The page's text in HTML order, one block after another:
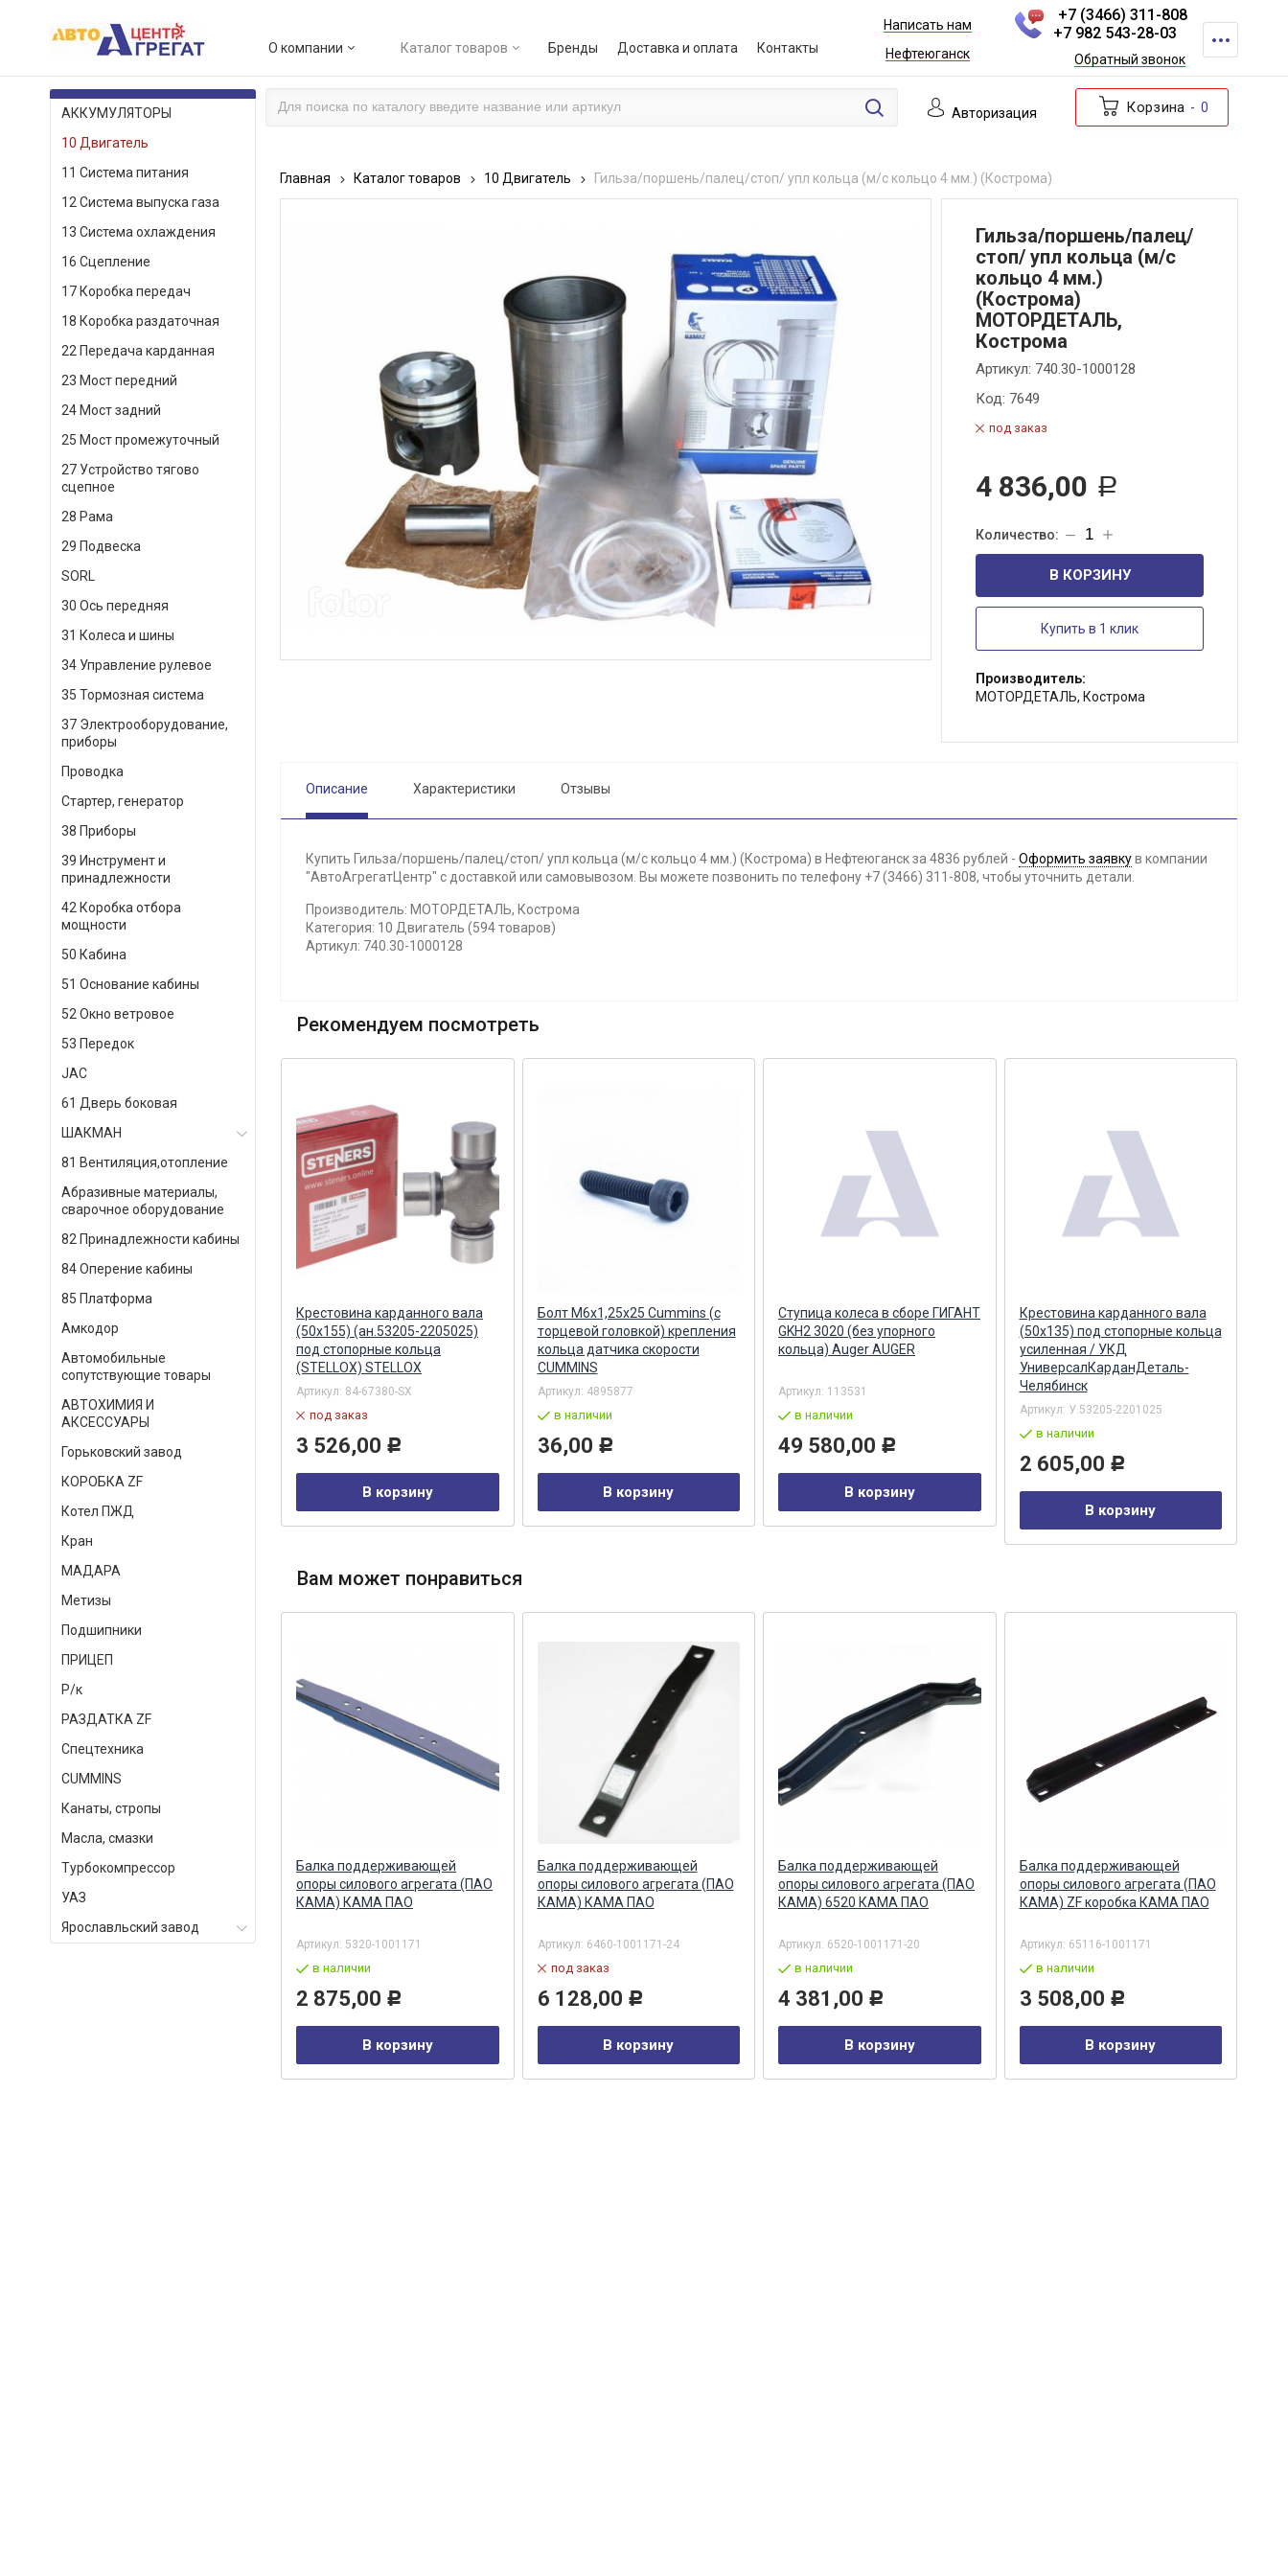
О компании Каталог товаров Бренды Доставка и оплата Контакты
Написать нам
Нефтеюганск
+7 (3466) 311-808
+7 982 543-28-03
Обратный звонок
КАТАЛОГ ТОВАРОВ Авторизация Корзина 0
АККУМУЛЯТОРЫ
10 Двигатель
11 Система питания
12 Система выпуска газа
13 Система охлаждения
16 Сцепление
17 Коробка передач
18 Коробка раздаточная
22 Передача карданная
23 Мост передний
24 Мост задний
25 Мост промежуточный
27 Устройство тягово
сцепное
28 Рама
29 Подвеска
SORL
30 Ось передняя
31 Колеса и шины
34 Управление рулевое
35 Тормозная система
37 Электрооборудование,
приборы
Проводка
Стартер, генератор
38 Приборы
39 Инструмент и
принадлежности
42 Коробка отбора
мощности
50 Кабина
51 Основание кабины
52 Окно ветровое
53 Передок
JAC
61 Дверь боковая
ШАКМАН
81 Вентиляция,отопление
Абразивные материалы,
сварочное оборудование
82 Принадлежности кабины
84 Оперение кабины
85 Платформа
Амкодор
Автомобильные
сопутствующие товары
АВТОХИМИЯ И
АКСЕССУАРЫ
Горьковский завод
КОРОБКА ZF
Котел ПЖД
Кран
МАДАРА
Метизы
Подшипники
ПРИЦЕП
Р/к
РАЗДАТКА ZF
Спецтехника
СUMMINS
Канаты, стропы
Масла, смазки
Турбокомпрессор
УАЗ
Ярославльский завод
Главная Каталог товаров 10 Двигатель Гильза/поршень/палец/стоп/ упл кольца (м/с кольцо 4 мм.) (Кострома)
Гильза/поршень/палец/
стоп/ упл кольца (м/с
кольцо 4 мм.)
(Кострома)
МОТОРДЕТАЛЬ,
Кострома
Артикул: 740.30-1000128
Код: 7649
под заказ
4 836,00 Р
В КОРЗИНУ
Купить в 1 клик
Производитель:
МОТОРДЕТАЛЬ, Кострома
Описание Характеристики Отзывы
Купить Гильза/поршень/палец/стоп/ упл кольца (м/с кольцо 4 мм.) (Кострома) в Нефтеюганск за 4836 рублей - Оформить заявкув компании
"АвтоАгрегатЦентр" с доставкой или самовывозом. Вы можете позвонить по телефону +7 (3466) 311-808, чтобы уточнить детали.
Производитель: МОТОРДЕТАЛЬ, Кострома
Категория: 10 Двигатель (594 товаров)
Артикул: 740.30-1000128
Рекомендуем посмотреть
(50х155) под стопорные кольца
(КМК) КМК, г.Набережные
Челны
в наличии
1 443,00
В корзину
Крестовина карданного вала
(50х155) (ан.53205-2205025)
под стопорные кольца
(STELLOX) STELLOX
Артикул: 84-67380-SX
под заказ
3 526,00 Р
В корзину
Болт М6х1,25х25 Cummins (с
торцевой головкой) крепления
кольца датчика скорости
CUMMINS
Артикул: 4895877
в наличии
36,00 Р
В корзину
Ступица колеса в сборе ГИГАНТ
GKH2 3020 (без упорного
кольца) Auger AUGER
Артикул: 113531
в наличии
49 580,00 Р
В корзину
Крестовина карданного вала
(50х135) под стопорные кольца
усиленная / УКД
УниверсалКарданДеталь-
Челябинск
Артикул: У.53205-2201025
в наличии
2 605,00 Р
В корзину
Вам может понравиться
Балка поддерживающей
КАМА) КПП 154 КАМА ПАО
Артикул:65115-1001171
Балка поддерживающей
опоры силового агрегата (ПАО
КАМА) КАМА ПАО
Артикул: 5320-1001171
в наличии
2 875,00 Р
В корзину
Балка поддерживающей
опоры силового агрегата (ПАО
КАМА) КАМА ПАО
Артикул: 6460-1001171-24
под заказ
6 128,00 Р
В корзину
Балка поддерживающей
опоры силового агрегата (ПАО
КАМА) 6520 КАМА ПАО
Артикул: 6520-1001171-20
в наличии
4 381,00 Р
В корзину
Балка поддерживающей
опоры силового агрегата (ПАО
КАМА) ZF коробка КАМА ПАО
Артикул: 65116-1001171
в наличии
3 508,00 Р
В корзину